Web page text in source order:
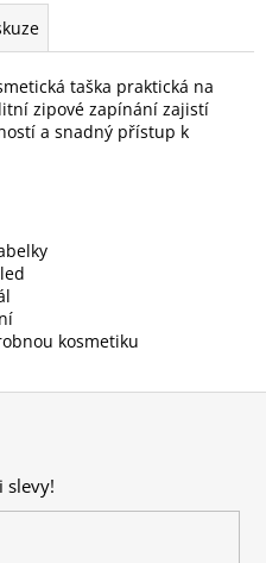
taška praktická na
zipové zapínání zajistí
a snadný přístup k
kosmetiku
slevy!